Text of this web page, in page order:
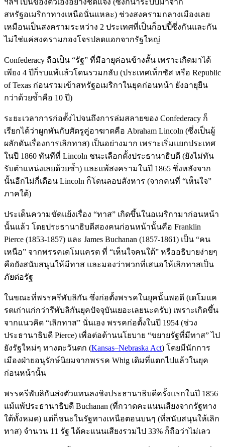
ฯลฯ เป็นของตัวเองอย่างชัดแจ้ง (ซึ่งก็นำระบบมาจาก
สหรัฐอเมริกาทางเหนือนั่นแหละ) ช่วงสงครามกลางเมืองเลย
เหมือนเป็นสงครามระหว่าง 2 ประเทศที่เป็นก็อปปี้ซึ่งกันและกัน
ไม่ใช่แค่สงครามกองโจรปลดแอกจากรัฐใหญ่
Confederacy ถือเป็น “รัฐ” ที่มีอายุค่อนข้างสั้น เพราะเกิดมาได้
เพียง 4 ปีก็รบแพ้แล้วโดนรวมกลับ (ประเทศเท็กซัส หรือ Republic
of Texas ก่อนรวมเข้าสหรัฐอเมริกาในยุคก่อนหน้า ยังอายุยืน
กว่าด้วยซ้ำคือ 10 ปี)
ระยะเวลาการก่อตั้งไปจนถึงการล่มสลายของ Confederacy ก็
เรียกได้ว่าผูกพันกับศัตรูคู่อาฆาตคือ Abraham Lincoln (ซึ่งเป็นผู้
ผลักดันเรื่องการเลิกทาส) เป็นอย่างมาก เพราะเริ่มแยกประเทศ
ในปี 1860 ทันทีที่ Lincoln ชนะเลือกตั้งประธานาธิบดี (ยังไม่ทัน
รับตำแหน่งเลยด้วยซ้ำ) และแพ้สงครามในปี 1865 ซึ่งหลังจาก
นั้นอีกไม่กี่เดือน Lincoln ก็โดนลอบสังหาร (จากคนที่ “เห็นใจ”
ภาคใต้)
ประเด็นความขัดแย้งเรื่อง “ทาส” เกิดขึ้นในอเมริกามาก่อนหน้า
นั้นแล้ว โดยประธานาธิบดีสองคนก่อนหน้านั้นคือ Franklin
Pierce (1853-1857) และ James Buchanan (1857-1861) เป็น “คน
เหนือ” จากพรรคเดโมแครต ที่ “เห็นใจคนใต้” หรืออธิบายง่ายๆ
คือยังสนับสนุนให้มีทาส และมองว่าพวกที่เสนอให้เลิกทาสเป็น
ภัยต่อรัฐ
ในขณะที่พรรครีพับลิกัน ซึ่งก่อตั้งพรรคในยุคนั้นพอดี (เดโมแค
รตเก่าแก่กว่ารีพับลิกันยุคปัจจุบันเยอะเลยนะครับ) เพราะเกิดขึ้น
จากแนวคิด “เลิกทาส” นั่นเอง พรรคก่อตั้งในปี 1954 (ช่วง
ประธานาธิบดี Pierce) เพื่อต่อต้านนโยบาย “ขยายรัฐที่มีทาส” ไป
ยังรัฐใหม่ๆ ทางตะวันตก (Kansas–Nebraska Act) โดยมีนักการ
เมืองฝ่ายอนุรักษ์นิยมจากพรรค Whig เดิมที่แตกไปแล้วในยุค
ก่อนหน้านั้น
พรรครีพับลิกันส่งตัวแทนลงชิงประธานาธิบดีครั้งแรกในปี 1856
แม้แพ้ประธานาธิบดี Buchanan (ที่กวาดคะแนนเสียงจากรัฐทาง
ใต้ทั้งหมด) แต่ก็ชนะในรัฐทางเหนือตอนบนๆ (ที่สนับสนุนให้เลิก
ทาส) จำนวน 11 รัฐ ได้คะแนนเสียงรวมไป 33% ก็ถือว่าไม่เลว